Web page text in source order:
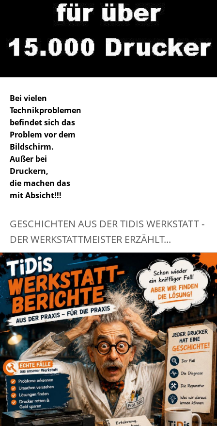
Bei vielen
Technikproblemen
befindet sich das
Problem vor dem
Bildschirm.
Außer bei
Druckern,
die machen das
mit Absicht!!!
GESCHICHTEN AUS DER TIDIS WERKSTATT -
DER WERKSTATTMEISTER ERZÄHLT...